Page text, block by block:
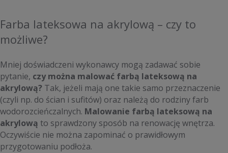
Farba lateksowa na akrylową – czy to
możliwe?
Mniej doświadczeni wykonawcy mogą zadawać sobie
pytanie, czy można malować farbą lateksową na
akrylową? Tak, jeżeli mają one takie samo przeznaczenie
(czyli np. do ścian i sufitów) oraz należą do rodziny farb
wodorozcieńczalnych. Malowanie farbą lateksową na
akrylową to sprawdzony sposób na renowację wnętrza.
Oczywiście nie można zapominać o prawidłowym
przygotowaniu podłoża.